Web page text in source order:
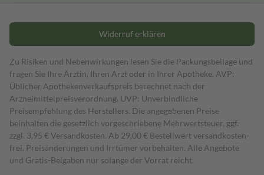
Widerruf erklären
Zu Risiken und Nebenwirkungen lesen Sie die Packungsbeilage und
fragen Sie Ihre Ärztin, Ihren Arzt oder in Ihrer Apotheke. AVP:
Üblicher Apothekenverkaufspreis berechnet nach der
Arzneimittelpreisverordnung. UVP: Unverbindliche
Preisempfehlung des Herstellers. Die angegebenen Preise
beinhalten die gesetzlich vorgeschriebene Mehrwertsteuer, ggf.
zzgl. 3,95 € Versandkosten. Ab 29,00 € Bestell­wert versand­kosten­
frei. Preisänderungen und Irrtümer vorbehalten. Alle Angebote
und Gratis-Beigaben nur solange der Vorrat reicht.